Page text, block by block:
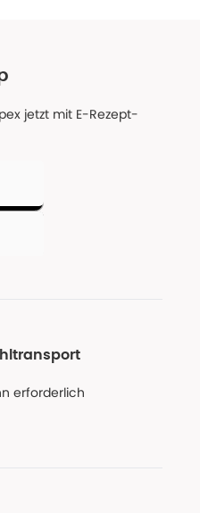
jetzt mit E-Rezept-
erforderlich